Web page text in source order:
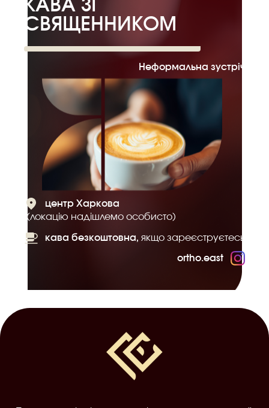
КАВА ЗІ
СВЯЩЕННИКОМ
Неформальна зустріч
центр Харкова
(локацію надішлемо особисто)
кава безкоштовна, якщо зареєструєтесь
ortho.east